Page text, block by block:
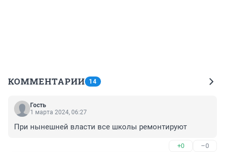
КОММЕНТАРИИ 14
Гость
1 марта 2024, 06:27
При нынешней власти все школы ремонтируют
+0 –0